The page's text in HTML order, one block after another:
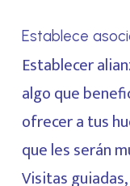
Establece
Establecer
algo que
ofrecer a tus
que les serán
Visitas